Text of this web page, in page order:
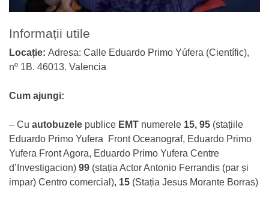
Informații utile
Locație: Adresa: Calle Eduardo Primo Yúfera (Científic),
nº 1B. 46013. Valencia
Cum ajungi:
– Cu autobuzele publice EMT numerele 15, 95 (stațiile
Eduardo Primo Yufera Front Oceanograf, Eduardo Primo
Yufera Front Agora, Eduardo Primo Yufera Centre
d’Investigacion) 99 (stația Actor Antonio Ferrandis (par și
impar) Centro comercial), 15 (Stația Jesus Morante Borras)